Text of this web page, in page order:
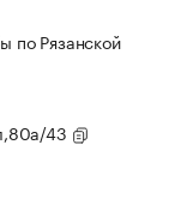
по Рязанской
43